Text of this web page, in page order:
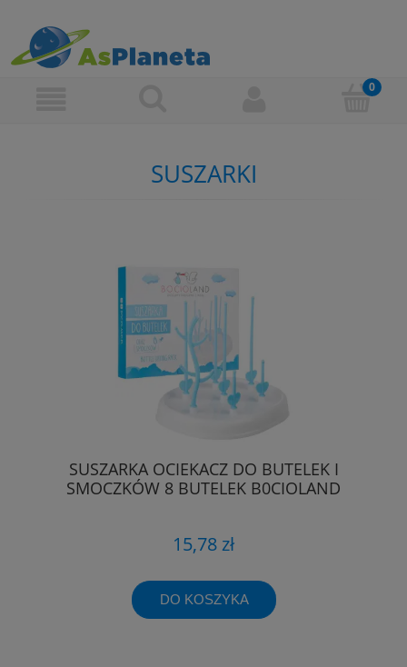
SUSZARKI
SUSZARKA OCIEKACZ DO BUTELEK I
SMOCZKÓW 8 BUTELEK B0CIOLAND
15,78 zł
DO KOSZYKA